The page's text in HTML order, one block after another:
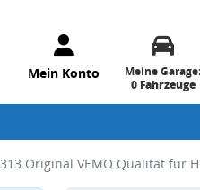
Mein Konto
Meine Garage:
0 Fahrzeuge
Original VEMO Qualität für